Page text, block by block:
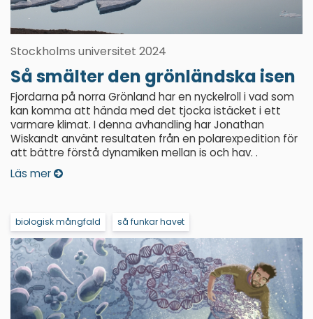
Stockholms universitet 2024
Så smälter den grönländska isen
Fjordarna på norra Grönland har en nyckelroll i vad som
kan komma att hända med det tjocka istäcket i ett
varmare klimat. I denna avhandling har Jonathan
Wiskandt använt resultaten från en polarexpedition för
att bättre förstå dynamiken mellan is och hav. .
Läs mer
biologisk mångfald så funkar havet